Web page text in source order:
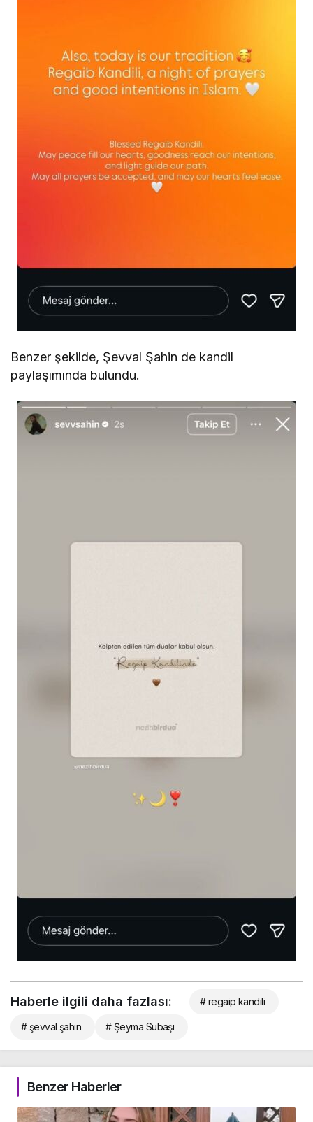
Benzer şekilde, Şevval Şahin de kandil
paylaşımında bulundu.
Haberle ilgili daha fazlası: # regaip kandili
# şevval şahin # Şeyma Subaşı
Benzer Haberler